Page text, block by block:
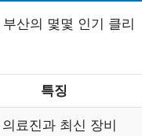
산의 몇몇 인기 클리
특징
료진과 최신 장비